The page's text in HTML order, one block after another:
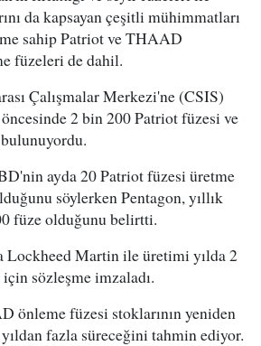
da kapsayan çeşitli mühimmatları
sahip Patriot ve THAAD
füzeleri de dahil.
Çalışmalar Merkezi'ne (CSIS)
2 bin 200 Patriot füzesi ve
ayda 20 Patriot füzesi üretme
söylerken Pentagon, yıllık
füze olduğunu belirtti.
Lockheed Martin ile üretimi yılda 2
sözleşme imzaladı.
önleme füzesi stoklarının yeniden
fazla süreceğini tahmin ediyor.